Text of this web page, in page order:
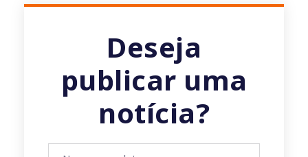
Deseja
publicar uma
notícia?